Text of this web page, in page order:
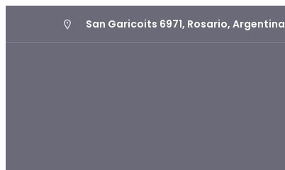
San Garicoits 6971, Rosario, Argentina